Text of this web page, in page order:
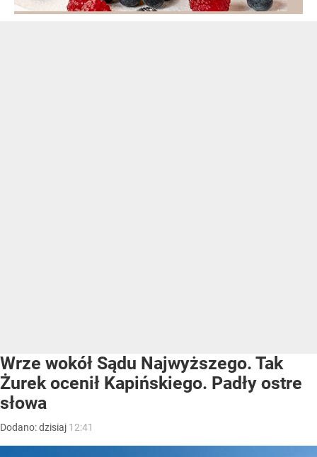
Wrze wokół Sądu Najwyższego. Tak
Żurek ocenił Kapińskiego. Padły ostre
słowa
Dodano:dzisiaj 12:41